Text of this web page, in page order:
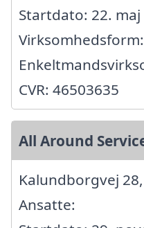
Startdato: 22. maj
Virksomhedsform:
CVR: 46503635
All Around
Kalundborgvej
Ansatte: